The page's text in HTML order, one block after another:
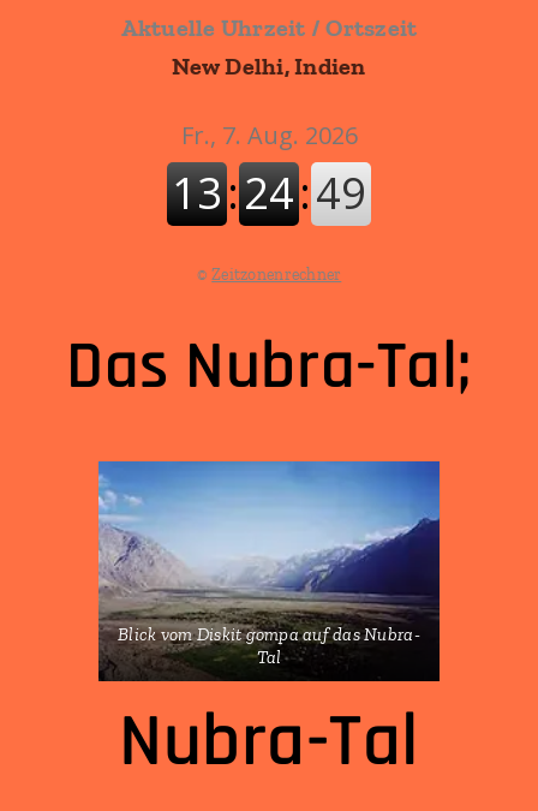
Aktuelle Uhrzeit / Ortszeit
New Delhi, Indien
©Zeitzonenrechner
Das Nubra-Tal;
Blick vom Diskit gompa auf das Nubra-
Tal
Nubra-Tal